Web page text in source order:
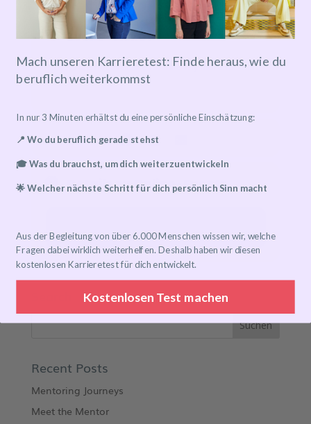
Event-Ticket
Tickets are not available for sale any more for this
event!
Details zu Online-Events
Recent Posts
Mentoring Journeys
Meet the Mentor
Mach unseren Karrieretest: Finde heraus, wie du
beruflich weiterkommst
In nur 3 Minuten erhältst du eine persönliche Einschätzung:
📍 Wo du beruflich gerade stehst
🎓 Was du brauchst, um dich weiterzuentwickeln
🌟 Welcher nächste Schritt für dich persönlich Sinn macht
Aus der Begleitung von über 6.000 Menschen wissen wir, welche
Fragen dabei wirklich weiterhelfen. Deshalb haben wir diesen
kostenlosen Karrieretest für dich entwickelt.
Kostenlosen Test machen